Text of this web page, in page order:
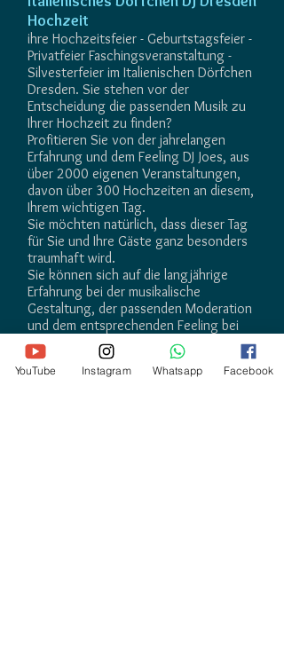
Hochzeit
ihre Hochzeitsfeier - Geburtstagsfeier -
Privatfeier Faschingsveranstaltung -
Silvesterfeier im Italienischen Dörfchen
Dresden. Sie stehen vor der
Entscheidung die passenden Musik zu
Ihrer Hochzeit zu finden?
Profitieren Sie von der jahrelangen
Erfahrung und dem Feeling DJ Joes, aus
über 2000 eigenen Veranstaltungen,
davon über 300 Hochzeiten an diesem,
Ihrem wichtigen Tag.
Sie möchten natürlich, dass dieser Tag
für Sie und Ihre Gäste ganz besonders
traumhaft wird.
Sie können sich auf die langjährige
Erfahrung bei der musikalische
Gestaltung, der passenden Moderation
und dem entsprechenden Feeling bei
ihrer Veranstaltung sicher verlassen.
YouTube Instagram Whatsapp Facebook